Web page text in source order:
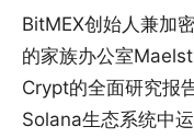
BitMEX创始人兼加
的家族办公室
Crypt的全面研究报
Solana生态系统中